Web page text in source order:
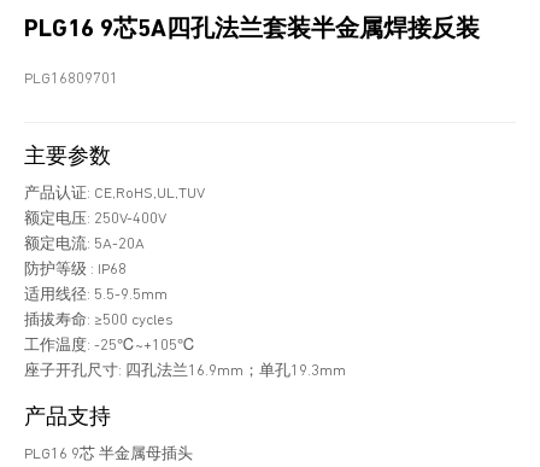
PLG16 9芯5A四孔法兰套装半金属焊接反装
PLG16809701
主要参数
产品认证: CE,RoHS,UL,TUV
额定电压: 250V-400V
额定电流: 5A-20A
防护等级 : IP68
适用线径: 5.5-9.5mm
插拔寿命: ≥500 cycles
工作温度: -25℃~+105℃
座子开孔尺寸: 四孔法兰16.9mm；单孔19.3mm
产品支持
PLG16 9芯 半金属母插头